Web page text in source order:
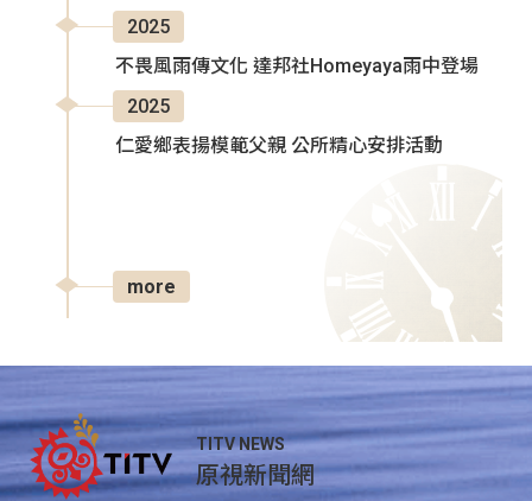
2025
不畏風雨傳文化 達邦社Homeyaya雨中登場
2025
仁愛鄉表揚模範父親 公所精心安排活動
more
TITV NEWS
原視新聞網